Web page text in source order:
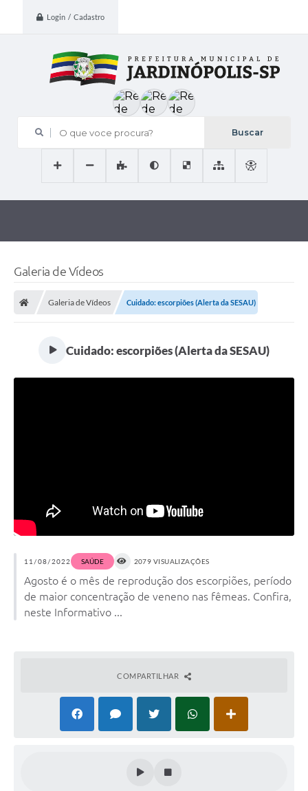
Login / Cadastro
O que voce procura?
Galeria de Vídeos
Galeria de Vídeos Cuidado: escorpiões (Alerta da SESAU)
Cuidado: escorpiões (Alerta da SESAU)
11/08/2022 SAÚDE 2079 VISUALIZAÇÕES
Agosto é o mês de reprodução dos escorpiões, período
de maior concentração de veneno nas fêmeas. Confira,
neste Informativo ...
COMPARTILHAR